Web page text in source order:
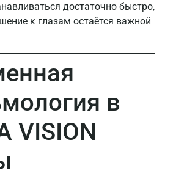
достаточно быстро,
к глазам остаётся важной
в
VISION